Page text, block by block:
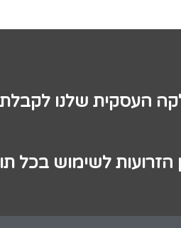
העסקית שלנו לקבלת
לשימוש בכל